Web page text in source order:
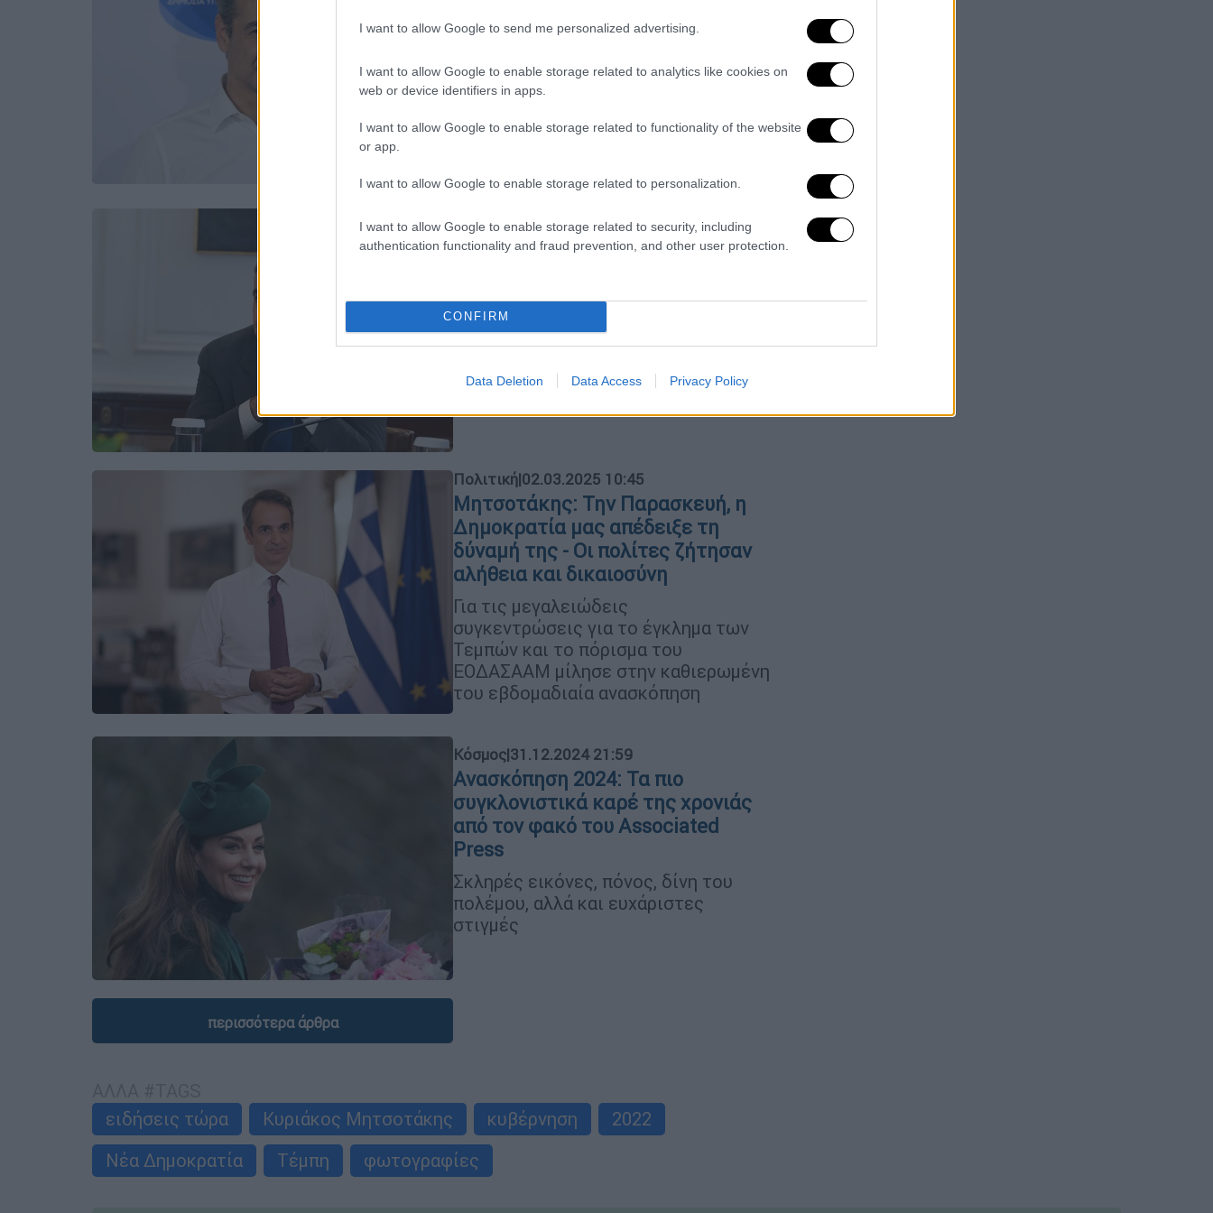
I want to allow Google to send me personalized advertising.
I want to allow Google to enable storage related to analytics like cookies on
web or device identifiers in apps.
I want to allow Google to enable storage related to functionality of the website
or app.
I want to allow Google to enable storage related to personalization.
I want to allow Google to enable storage related to security, including
authentication functionality and fraud prevention, and other user protection.
CONFIRM
Data Deletion Data Access Privacy Policy
Ευρωλίγκας, μέχρι τις εαρινές
Υγεία και την Παιδεία
«Δεν πανηγυρίζουμε, ούτε
εφησυχάζουμε» – Τι περιλαμβάνει ο
Πολιτική|04.05.2025 10:41
Μητσοτάκης: Δωρεάν
προσωπικός γιατρός - Μην
αμελείτε το πρόγραμμα
«ΠΡΟΛΑΜΒΑΝΩ»
Η αναφορά στον ΟΣΕ και τη Hellenic
Πολιτική|02.03.2025 10:45
Μητσοτάκης: Την Παρασκευή, η
Δημοκρατία μας απέδειξε τη
δύναμή της - Οι πολίτες ζήτησαν
αλήθεια και δικαιοσύνη
Για τις μεγαλειώδεις
συγκεντρώσεις για το έγκλημα των
Τεμπών και το πόρισμα του
ΕΟΔΑΣΑΑΜ μίλησε στην καθιερωμένη
του εβδομαδιαία ανασκόπηση
Κόσμος|31.12.2024 21:59
Ανασκόπηση 2024: Τα πιο
συγκλονιστικά καρέ της χρονιάς
από τον φακό του Associated
Press
Σκληρές εικόνες, πόνος, δίνη του
πολέμου, αλλά και ευχάριστες
στιγμές
περισσότερα άρθρα
ειδήσεις τώρα
Κυριάκος Μητσοτάκης κυβέρνηση
2022
Νέα Δημοκρατία
Τέμπη φωτογραφίες